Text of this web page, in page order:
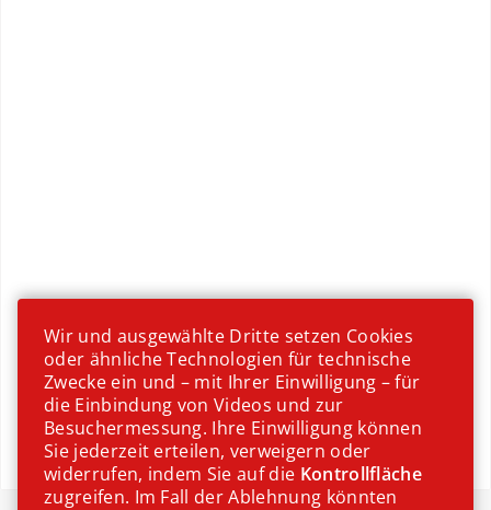
Wir und ausgewählte Dritte setzen Cookies
oder ähnliche Technologien für technische
Zwecke ein und – mit Ihrer Einwilligung – für
die Einbindung von Videos und zur
Besuchermessung. Ihre Einwilligung können
Sie jederzeit erteilen, verweigern oder
widerrufen, indem Sie auf die Kontrollfläche
zugreifen. Im Fall der Ablehnung könnten